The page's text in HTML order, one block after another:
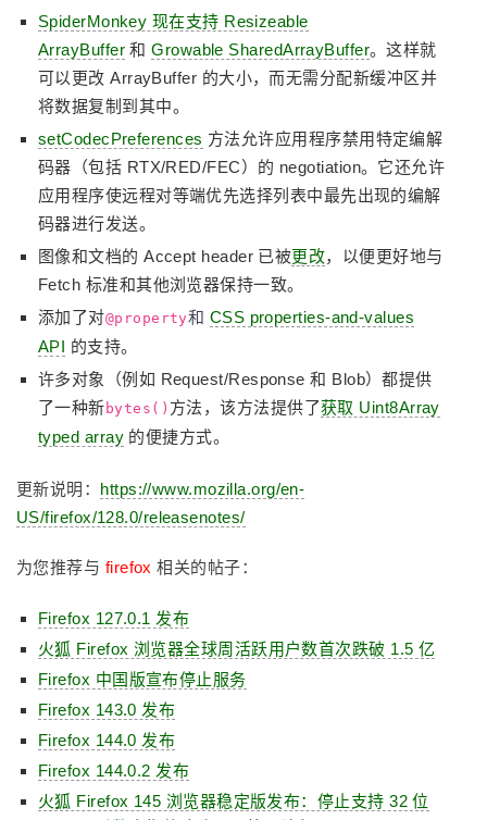
SpiderMonkey 现在支持 Resizeable
ArrayBuffer和Growable SharedArrayBuffer。这样就
可以更改 ArrayBuffer 的大小，而无需分配新缓冲区并
将数据复制到其中。
setCodecPreferences 方法允许应用程序禁用特定编解
码器（包括 RTX/RED/FEC）的 negotiation。它还允许
应用程序使远程对等端优先选择列表中最先出现的编解
码器进行发送。
图像和文档的 Accept header 已被更改，以便更好地与
Fetch 标准和其他浏览器保持一致。
添加了对@property和 CSS properties-and-values
API 的支持。
许多对象（例如 Request/Response 和 Blob）都提供
了一种新 bytes() 方法，该方法提供了获取 Uint8Array
typed array的便捷方式。
更新说明： https://www.mozilla.org/en-
US/firefox/128.0/releasenotes/
为您推荐与 firefox 相关的帖子：
Firefox 127.0.1 发布
火狐 Firefox 浏览器全球周活跃用户数首次跌破 1.5 亿
Firefox 中国版宣布停止服务
Firefox 143.0 发布
Firefox 144.0 发布
Firefox 144.0.2 发布
火狐 Firefox 145 浏览器稳定版发布：停止支持 32 位